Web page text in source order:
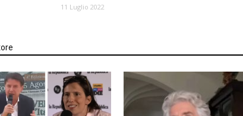
11 Luglio 2022